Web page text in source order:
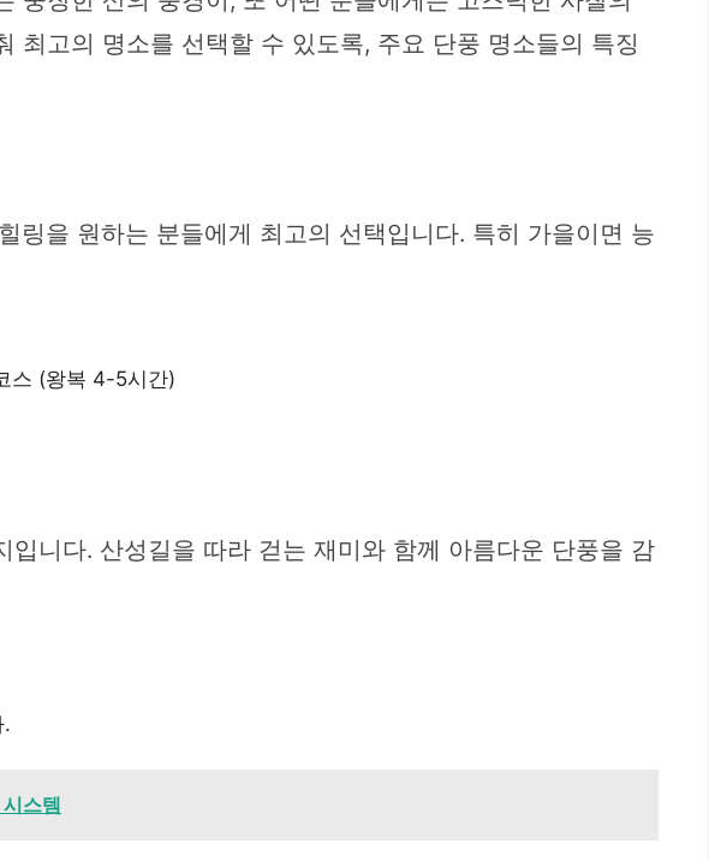
최고의 명소를 선택할 수 있도록, 주요 단풍 명소들의 특징
링을 원하는 분들에게 최고의 선택입니다. 특히 가을이면 능
스 (왕복 4-5시간)
니다. 산성길을 따라 걷는 재미와 함께 아름다운 단풍을 감
.
스템